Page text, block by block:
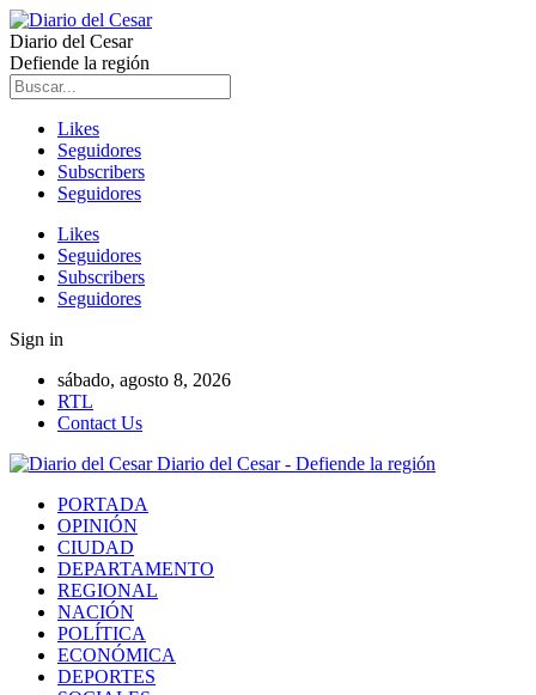
Diario del Cesar
Defiende la región
Likes
Seguidores
Subscribers
Seguidores
Likes
Seguidores
Subscribers
Seguidores
Sign in
sábado, agosto 8, 2026
RTL
Contact Us
Diario del Cesar - Defiende la región
PORTADA
OPINIÓN
CIUDAD
DEPARTAMENTO
REGIONAL
NACIÓN
POLÍTICA
ECONÓMICA
DEPORTES